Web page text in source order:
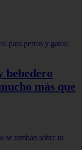
bebedero
más que